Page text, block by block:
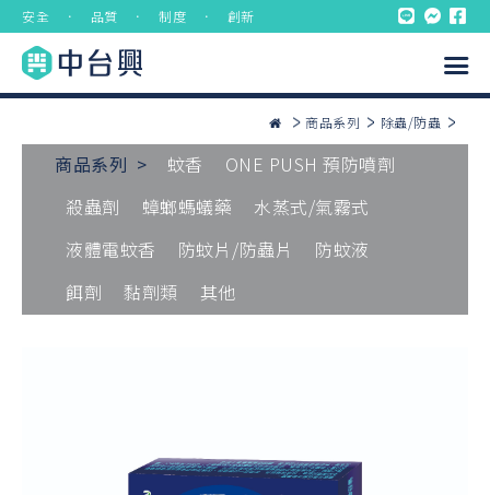
安全 ． 品質 ． 制度 ． 創新
商品系列 除蟲/防蟲
商品系列 > 蚊香
ONE PUSH 預防噴劑
殺蟲劑
蟑螂螞蟻藥
水蒸式/氣霧式
液體電蚊香
防蚊片/防蟲片
防蚊液
餌劑
黏劑類 其他